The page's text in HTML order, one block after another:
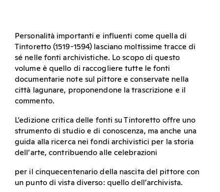
Personalità importanti e influenti come quella di
Tintoretto (1519-1594) lasciano moltissime tracce di
sé nelle fonti archivistiche. Lo scopo di questo
volume è quello di raccogliere tutte le fonti
documentarie note sul pittore e conservate nella
città lagunare, proponendone la trascrizione e il
commento.
L’edizione critica delle fonti su Tintoretto offre uno
strumento di studio e di conoscenza, ma anche una
guida alla ricerca nei fondi archivistici per la storia
dell’arte, contribuendo alle celebrazioni
per il cinquecentenario della nascita del pittore con
un punto di vista diverso: quello dell’archivista.